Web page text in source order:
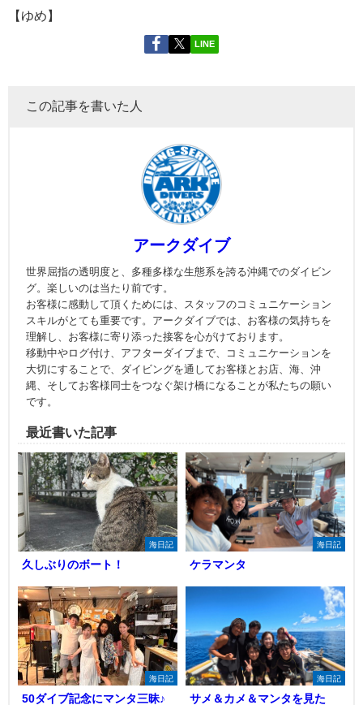
【ゆめ】
LINE
この記事を書いた人
アークダイブ
世界屈指の透明度と、多種多様な生態系を誇る沖縄でのダイビン
グ。楽しいのは当たり前です。
お客様に感動して頂くためには、スタッフのコミュニケーション
スキルがとても重要です。アークダイブでは、お客様の気持ちを
理解し、お客様に寄り添った接客を心がけております。
移動中やログ付け、アフターダイブまで、コミュニケーションを
大切にすることで、ダイビングを通してお客様とお店、海、沖
縄、そしてお客様同士をつなぐ架け橋になることが私たちの願い
です。
最近書いた記事
海日記
久しぶりのボート！
海日記
ケラマンタ
海日記
50ダイブ記念にマンタ三昧♪
海日記
サメ＆カメ＆マンタを見た